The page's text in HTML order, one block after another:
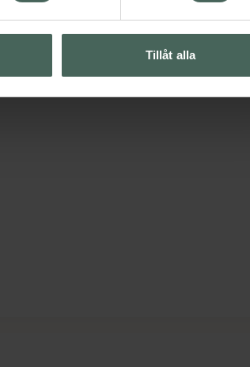
Tillåt alla